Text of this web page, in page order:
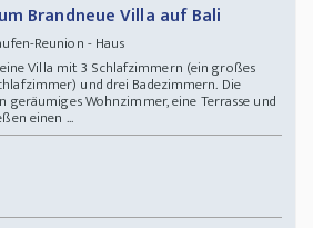
Brandneue Villa auf Bali
Reunion - Haus
Villa mit 3 Schlafzimmern (ein großes
und drei Badezimmern. Die
Wohnzimmer, eine Terrasse und
einen ...